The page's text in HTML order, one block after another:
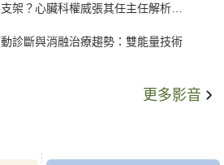
架？心臟科權威張其任主任解析支
診斷與消融治療趨勢：雙能量技術
更多影音